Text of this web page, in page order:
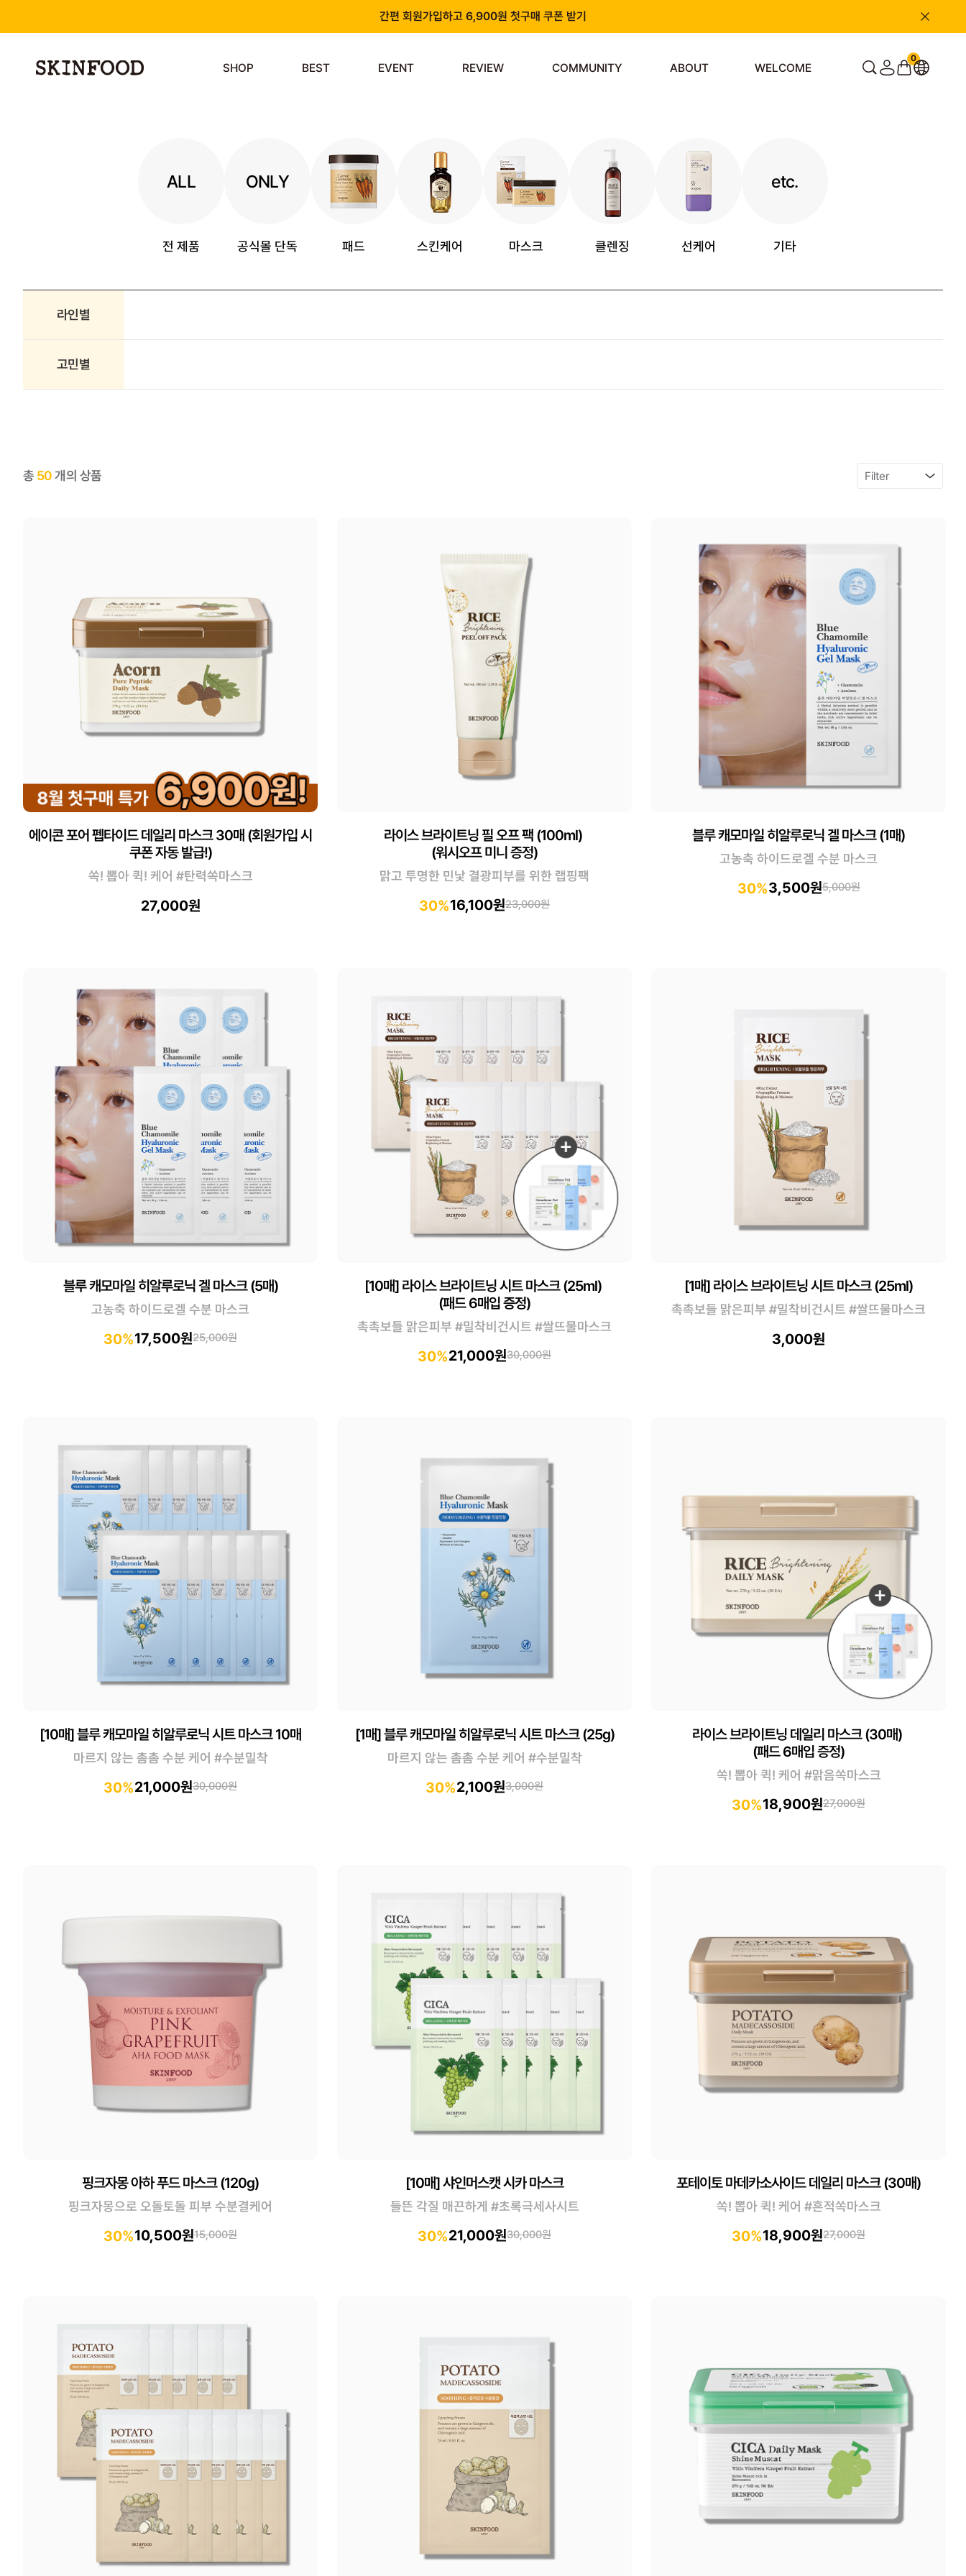
간편 회원가입하고 6,900원 첫구매 쿠폰 받기
SHOP BEST EVENT REVIEW COMMUNITY ABOUT WELCOME
0
ALL
전 제품
ONLY
공식몰 단독 패드 스킨케어 마스크 클렌징 선케어
etc.
기타
라인별
고민별
총 50개의 상품
에이콘 포어 펩타이드 데일리 마스크 30매 (회원가입 시
쿠폰 자동 발급!)
쏙! 뽑아 퀵! 케어 #탄력쏙마스크
27,000원
라이스 브라이트닝 필 오프 팩 (100ml)
(워시오프 미니 증정)
맑고 투명한 민낯 결광피부를 위한 랩핑팩
30%16,100원23,000원
블루 캐모마일 히알루로닉 겔 마스크 (1매)
고농축 하이드로겔 수분 마스크
30%3,500원5,000원
블루 캐모마일 히알루로닉 겔 마스크 (5매)
고농축 하이드로겔 수분 마스크
30%17,500원25,000원
[10매] 라이스 브라이트닝 시트 마스크 (25ml)
(패드 6매입 증정)
촉촉보들 맑은피부 #밀착비건시트 #쌀뜨물마스크
30%21,000원30,000원
[1매] 라이스 브라이트닝 시트 마스크 (25ml)
촉촉보들 맑은피부 #밀착비건시트 #쌀뜨물마스크
3,000원
[10매] 블루 캐모마일 히알루로닉 시트 마스크 10매
마르지 않는 촘촘 수분 케어 #수분밀착
30%21,000원30,000원
[1매] 블루 캐모마일 히알루로닉 시트 마스크 (25g)
마르지 않는 촘촘 수분 케어 #수분밀착
30%2,100원3,000원
라이스 브라이트닝 데일리 마스크 (30매)
(패드 6매입 증정)
쏙! 뽑아 퀵! 케어 #맑음쏙마스크
30%18,900원27,000원
핑크자몽 아하 푸드 마스크 (120g)
핑크자몽으로 오돌토돌 피부 수분결케어
30%10,500원15,000원
[10매] 샤인머스캣 시카 마스크
들뜬 각질 매끈하게 #초록극세사시트
30%21,000원30,000원
포테이토 마데카소사이드 데일리 마스크 (30매)
쏙! 뽑아 퀵! 케어 #흔적쏙마스크
30%18,900원27,000원